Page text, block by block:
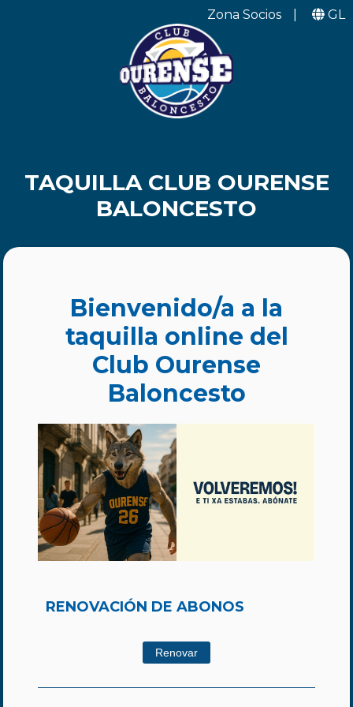
Zona Socios GL
TAQUILLA CLUB OURENSE
BALONCESTO
Bienvenido/a a la
taquilla online del
Club Ourense
Baloncesto
RENOVACIÓN DE ABONOS
Renovar